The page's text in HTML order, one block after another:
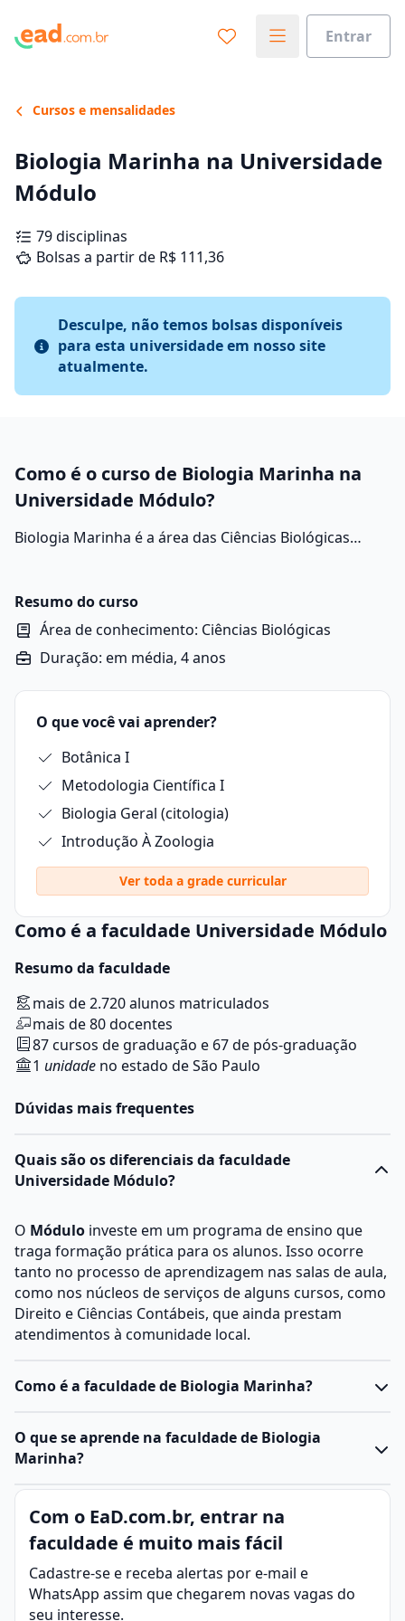
Entrar
Cursos e mensalidades
Biologia Marinha na Universidade
Módulo
79 disciplinas
Bolsas a partir de R$ 111,36
Desculpe, não temos bolsas disponíveis
para esta universidade em nosso site
atualmente.
Como é o curso de Biologia Marinha na
Universidade Módulo?
Biologia Marinha é a área das Ciências Biológicas
biodiversidade, os ecossistemas, as interações entre
espécies e os impactos das atividades humanas nos
oceanos.
Resumo do curso
Área de conhecimento: Ciências Biológicas
Duração: em média, 4 anos
O que você vai aprender?
Botânica I
Metodologia Científica I
Biologia Geral (citologia)
Introdução À Zoologia
Ver toda a grade curricular
Como é a faculdade Universidade Módulo
Resumo da faculdade
mais de 2.720 alunos matriculados
mais de 80 docentes
87 cursos de graduação e 67 de pós-graduação
1 unidade no estado de São Paulo
Dúvidas mais frequentes
Quais são os diferenciais da faculdade
Universidade Módulo?
O Módulo investe em um programa de ensino que
traga formação prática para os alunos. Isso ocorre
tanto no processo de aprendizagem nas salas de aula,
como nos núcleos de serviços de alguns cursos, como
Direito e Ciências Contábeis, que ainda prestam
atendimentos à comunidade local.
Como é a faculdade de Biologia Marinha?
O curso de Biologia Marinhapode ser oferecido como
graduação específica ou como habilitação dentro do
aulas teóricas, laboratório e atividades de campo em
ambientes costeiros.
Características do curso
Modalidade: presencial, com atividades práticas
obrigatórias.
O que se aprende na faculdade de Biologia
Marinha?
Biologia Marinha é a área das Ciências Biológicas
dedicada ao estudo dos organismos que vivem em
ambientes marinhos. A área investiga a
biodiversidade, os ecossistemas, as interações entre
espécies e os impactos das atividades humanas nos
oceanos.
Com o EaD.com.br, entrar na
faculdade é muito mais fácil
Cadastre-se e receba alertas por e-mail e
WhatsApp assim que chegarem novas vagas do
seu interesse.